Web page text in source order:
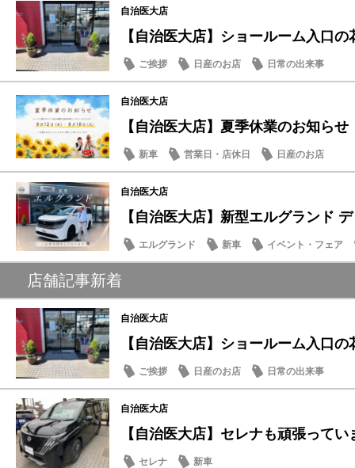
自治医大店
【自治医大店】ショールーム入口
ご挨拶 日産のお店 日常の出来事
自治医大店
【自治医大店】夏季休業のお知らせ
新車 営業日・店休日 日産のお店
自治医大店
【自治医大店】新型エルグランド
エルグランド 新車 イベント・フェア
店舗記事新着
自治医大店
【自治医大店】ショールーム入口
ご挨拶 日産のお店 日常の出来事
自治医大店
【自治医大店】セレナも頑張ってい
セレナ 新車